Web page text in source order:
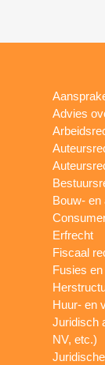
Advies
Bouw- en
Erfrecht
Fiscaal
Fusies
Huur- en
Juridisch
NV, etc.)